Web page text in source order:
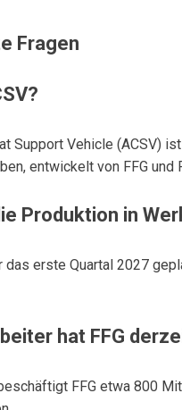
Fragen
Support Vehicle (ACSV)
entwickelt von FFG und
Produktion in
das erste Quartal 2027
hat FFG
FFG etwa 800